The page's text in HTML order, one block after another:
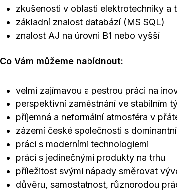
zkušenosti v oblasti elektrotechniky a
základní znalost databází (MS SQL)
znalost AJ na úrovni B1 nebo vyšší
Co Vám můžeme nabídnout:
velmi zajímavou a pestrou práci na
perspektivní zaměstnání ve stabilním
příjemná a neformální atmosféra v
zázemí české společnosti s
práci s moderními technologiemi
práci s jedinečnými produkty na trhu
příležitost svými nápady směrovat
důvěru, samostatnost, různorodou